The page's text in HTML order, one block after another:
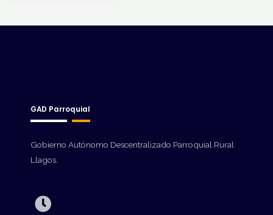
GAD Parroquial
Gobierno Autónomo Descentralizado Parroquial Rural
Llagos.